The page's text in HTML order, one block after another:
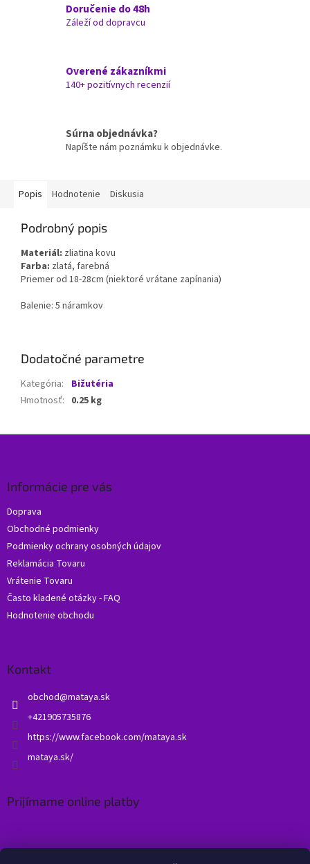
Doručenie do 48h
Záleží od dopravcu
Overené zákazníkmi
140+ pozitívnych recenzií
Súrna objednávka?
Napíšte nám poznámku k objednávke.
Popis Hodnotenie Diskusia
Podrobný popis
Materiál: zliatina kovu
Farba: zlatá, farebná
Priemer od 18-28cm (niektoré vrátane zapínania)
Balenie: 5 náramkov
Dodatočné parametre
Kategória:
Bižutéria
Hmotnosť: 0.25 kg
Informácie pre vás
Doprava
Obchodné podmienky
Podmienky ochrany osobných údajov
Reklamácia Tovaru
Vrátenie Tovaru
Často kladené otázky - FAQ
Hodnotenie obchodu
Kontakt
obchod@mataya.sk
+421905735876
https://www.facebook.com/mataya.sk
mataya.sk/
Prijímame online platby